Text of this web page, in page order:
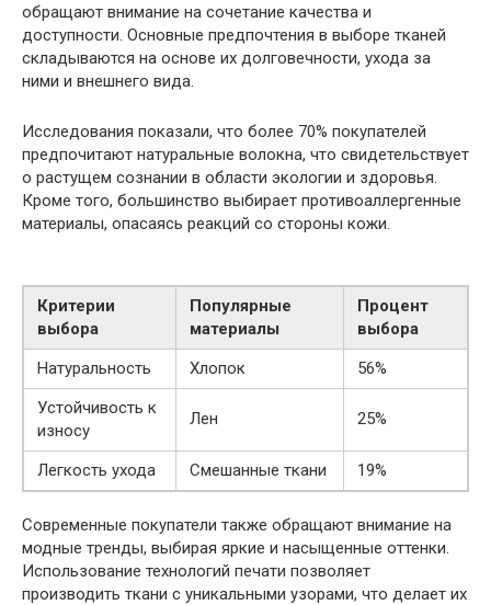
обращают внимание на сочетание качества и
доступности. Основные предпочтения в выборе тканей
складываются на основе их долговечности, ухода за
ними и внешнего вида.
Исследования показали, что более 70% покупателей
предпочитают натуральные волокна, что свидетельствует
о растущем сознании в области экологии и здоровья.
Кроме того, большинство выбирает противоаллергенные
материалы, опасаясь реакций со стороны кожи.
Критерии
выбора
Популярные
материалы
Процент
выбора
Натуральность
Хлопок
56%
Устойчивость к
износу
Лен 25%
Легкость ухода Смешанные ткани 19%
Современные покупатели также обращают внимание на
модные тренды, выбирая яркие и насыщенные оттенки.
Использование технологий печати позволяет
производить ткани с уникальными узорами, что делает их